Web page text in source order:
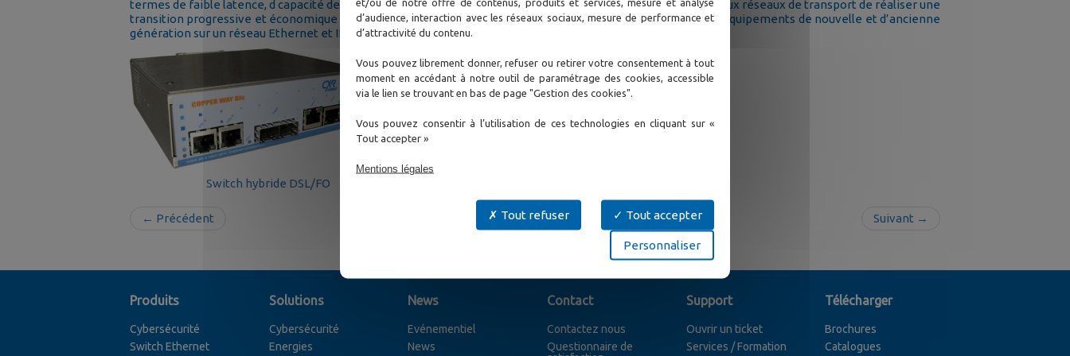
termes de faible latence, d capacité de commutation, de sécurité et résilience. Les produits CXR permettent aux réseaux de transport de réaliser une
transition progressive et économique vers les nouvelles technologies de communication en raccordant des équipements de nouvelle et d’ancienne
génération sur un réseau Ethernet et IP.
Switch hybride DSL/FO
← Précédent Suivant →
Produits
Cybersécurité
Switch Ethernet
Solutions
Cybersécurité
Energies
News
Evénementiel
News
Contact
Contactez nous
Questionnaire de
Support
Ouvrir un ticket
Services / Formation
Télécharger
Brochures
Catalogues
d’audience, interaction avec les réseaux sociaux, mesure de performance et
d’attractivité du contenu.
Vous pouvez librement donner, refuser ou retirer votre consentement à tout
moment en accédant à notre outil de paramétrage des cookies, accessible
via le lien se trouvant en bas de page "Gestion des cookies".
Vous pouvez consentir à l’utilisation de ces technologies en cliquant sur «
Tout accepter »
Mentions légales
Tout accepter
Tout refuser
Personnaliser